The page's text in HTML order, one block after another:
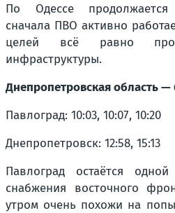
По Одессе продолжается
сначала ПВО активно
целей всё равно
инфраструктуры.
Днепропетровская область —
Павлоград: 10:03, 10:07, 10:20
Днепропетровск: 12:58, 15:13
Павлоград остаётся
снабжения восточного
утром очень похожи на